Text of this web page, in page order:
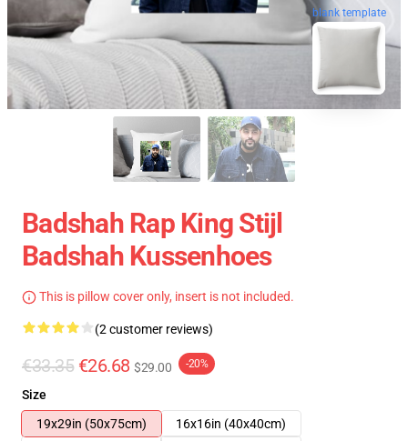
blank template
Badshah Rap King Stijl
Badshah Kussenhoes
This is pillow cover only, insert is not included.
(2 customer reviews)
€33.35 €26.68 $29.00 -20%
Size
19x29in (50x75cm)
16x16in (40x40cm)